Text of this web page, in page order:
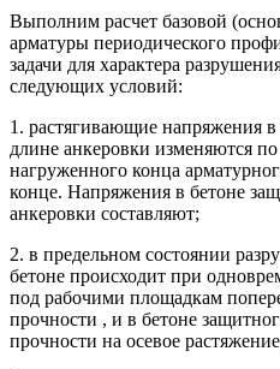
Выполним расчет базовой
арматуры периодического
задачи для характера
следующих условий:
1. растягивающие напряжения в
длине анкеровки изменяются
нагруженного конца
конце. Напряжения в бетоне
анкеровки составляют;
2. в предельном состоянии
бетоне происходит при
под рабочими площадкам
прочности , и в бетоне
прочности на осевое